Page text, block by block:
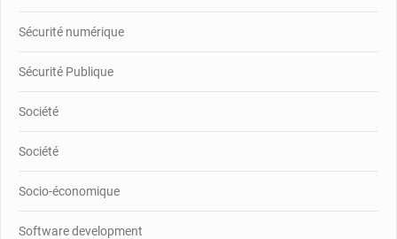
Sécurité numérique
Sécurité Publique
Société
Société
Socio-économique
Software development